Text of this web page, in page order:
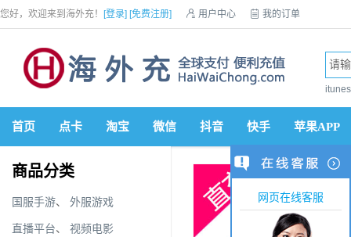
您好，欢迎来到海外充！ [登录] [免费注册]  用户中心  我的订单
首页 点卡 淘宝 微信 抖音 快手 苹果APP
商品分类
国服手游、 外服游戏
直播平台、 视频电影
网页在线客服